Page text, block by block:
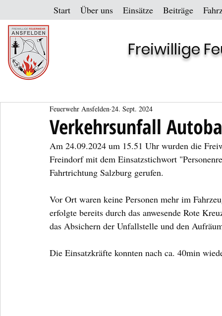
Start Über uns Einsätze Beiträge
Freiwillige
Verkehrsunfall
Feuerwehr Ansfelden 24. Sept. 2024
Am 24.09.2024 um 15.51 Uhr wurden die
Freindorf mit dem Einsatzstichwort
Fahrtrichtung Salzburg gerufen.
Vor Ort waren keine Personen mehr im
erfolgte bereits durch das anwesende Rote
das Absichern der Unfallstelle und den
Die Einsatzkräfte konnten nach ca. 40min